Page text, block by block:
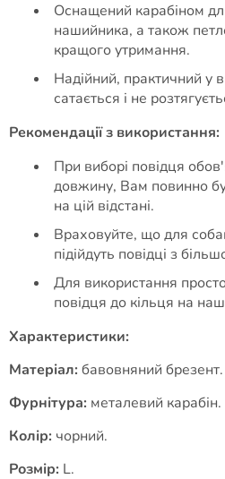
Оснащений карабіном
нашийника, а також
кращого утримання.
Надійний, практичний у
сатається і не
Рекомендації з використання:
При виборі повідця
довжину, Вам повинно
на цій відстані.
Враховуйте, що для
підійдуть повідці з
Для використання
повідця до кільця на
Характеристики:
Матеріал: бавовняний брезент.
Фурнітура: металевий карабін.
Колір: чорний.
Розмір: L.